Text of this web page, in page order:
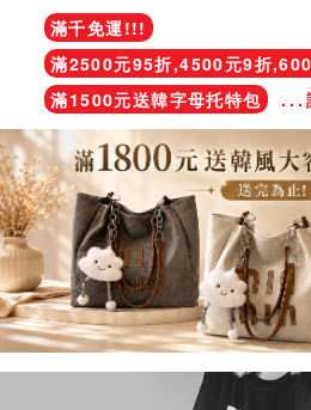
滿千免運!!!
滿2500元95折,4500元9折
滿1500元送韓字母托特包
...